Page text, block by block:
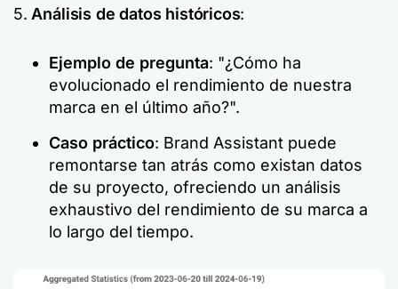
5. Análisis de datos históricos:
Ejemplo de pregunta: "¿Cómo ha
evolucionado el rendimiento de nuestra
marca en el último año?".
Caso práctico: Brand Assistant puede
remontarse tan atrás como existan datos
de su proyecto, ofreciendo un análisis
exhaustivo del rendimiento de su marca a
lo largo del tiempo.